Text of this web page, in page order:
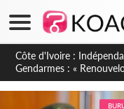
Sierra Leone : Un projet
gestation, points clés